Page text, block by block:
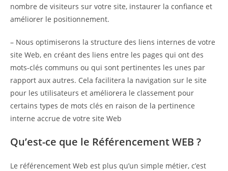
nombre de visiteurs sur votre site, instaurer la confiance et
améliorer le positionnement.
– Nous optimiserons la structure des liens internes de votre
site Web, en créant des liens entre les pages qui ont des
mots-clés communs ou qui sont pertinentes les unes par
rapport aux autres. Cela facilitera la navigation sur le site
pour les utilisateurs et améliorera le classement pour
certains types de mots clés en raison de la pertinence
interne accrue de votre site Web
Qu’est-ce que le Référencement WEB ?
Le référencement Web est plus qu’un simple métier, c’est